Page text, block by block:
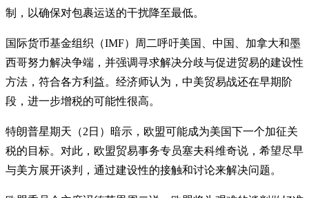
制，以确保对包裹运送的干扰降至最低。
国际货币基金组织（IMF）周二呼吁美国、中国、加拿大和墨
西哥努力解决争端，并强调寻求解决分歧与促进贸易的建设性
方法，符合各方利益。经济师认为，中美贸易战还在早期阶
段，进一步增税的可能性很高。
特朗普星期天（2日）暗示，欧盟可能成为美国下一个加征关
税的目标。对此，欧盟贸易事务专员塞夫科维奇说，希望尽早
与美方展开谈判，通过建设性的接触和讨论来解决问题。